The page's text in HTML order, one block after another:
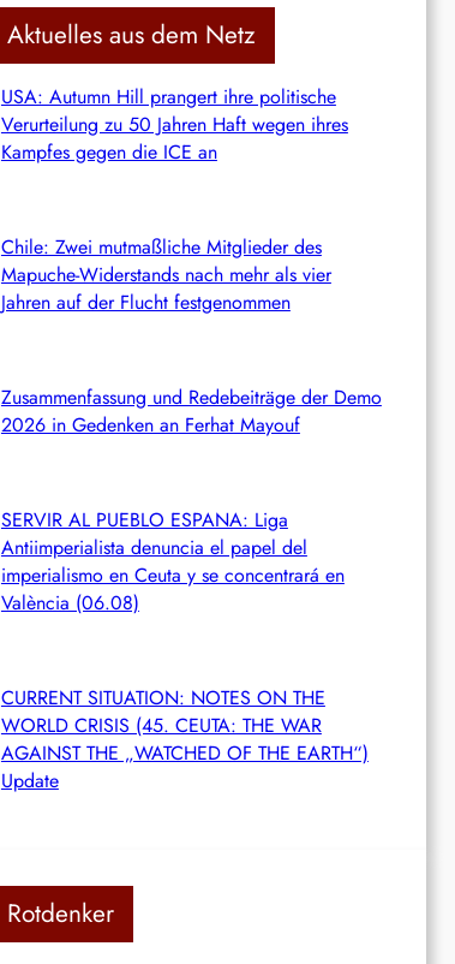
Aktuelles aus dem Netz
USA: Autumn Hill prangert ihre politische
Verurteilung zu 50 Jahren Haft wegen ihres
Kampfes gegen die ICE an
Chile: Zwei mutmaßliche Mitglieder des
Mapuche-Widerstands nach mehr als vier
Jahren auf der Flucht festgenommen
Zusammenfassung und Redebeiträge der Demo
2026 in Gedenken an Ferhat Mayouf
SERVIR AL PUEBLO ESPANA: Liga
Antiimperialista denuncia el papel del
imperialismo en Ceuta y se concentrará en
València (06.08)
CURRENT SITUATION: NOTES ON THE
WORLD CRISIS (45. CEUTA: THE WAR
AGAINST THE „WATCHED OF THE EARTH“)
Update
Rotdenker